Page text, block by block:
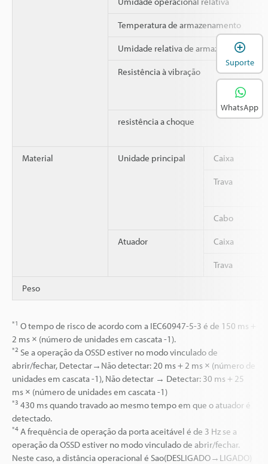
Temperatura de armazenamento
Umidade relativa de armazenamento
Resistência à vibração
resistência a choque
Material Unidade principal Caixa
Trava
Cabo
Atuador Caixa
Trava
Peso
*1 O tempo de risco de acordo com a IEC60947-5-3 é de 150 ms +
2 ms × (número de unidades em cascata -1).
*2 Se a operação da OSSD estiver no modo vinculado de
abrir/fechar, Detectar→Não detectar: 20 ms + 2 ms × (número de
unidades em cascata -1), Não detectar → Detectar: 30 ms + 25
ms × (número de unidades em cascata -1)
*3 430 ms quando travado ao mesmo tempo em que o atuador é
detectado.
*4 A frequência de operação da porta aceitável é de 3 Hz se a
operação da OSSD estiver no modo vinculado de abrir/fechar.
Neste caso, a distância operacional é Sao(DESLIGADO→LIGADO)
Suporte
WhatsApp